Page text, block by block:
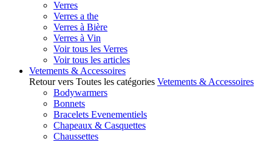
Verres
Verres a the
Verres à Bière
Verres à Vin
Voir tous les Verres
Voir tous les articles
Vetements & Accessoires
Retour vers Toutes les catégories Vetements & Accessoires
Bodywarmers
Bonnets
Bracelets Evenementiels
Chapeaux & Casquettes
Chaussettes